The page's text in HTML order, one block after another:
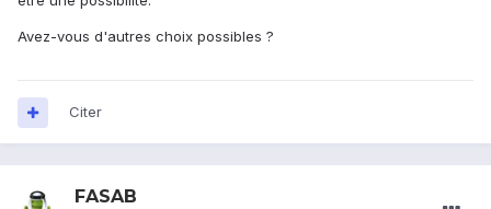
Avez-vous d'autres choix possibles ?
Citer
FASAB